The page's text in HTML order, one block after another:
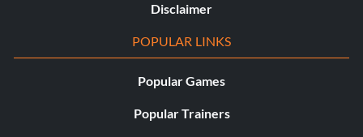
Disclaimer
POPULAR LINKS
Popular Games
Popular Trainers